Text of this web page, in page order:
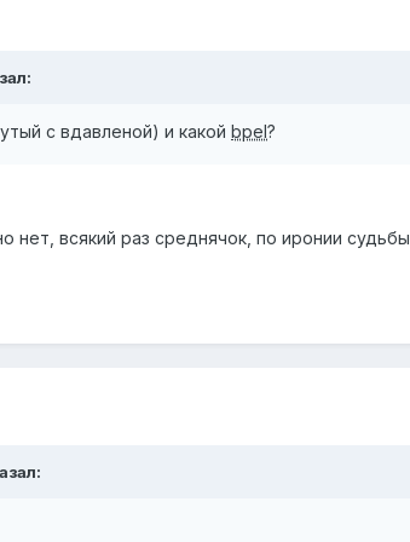
с вдавленой) и какой bpel?
нет, всякий раз среднячок, по иронии